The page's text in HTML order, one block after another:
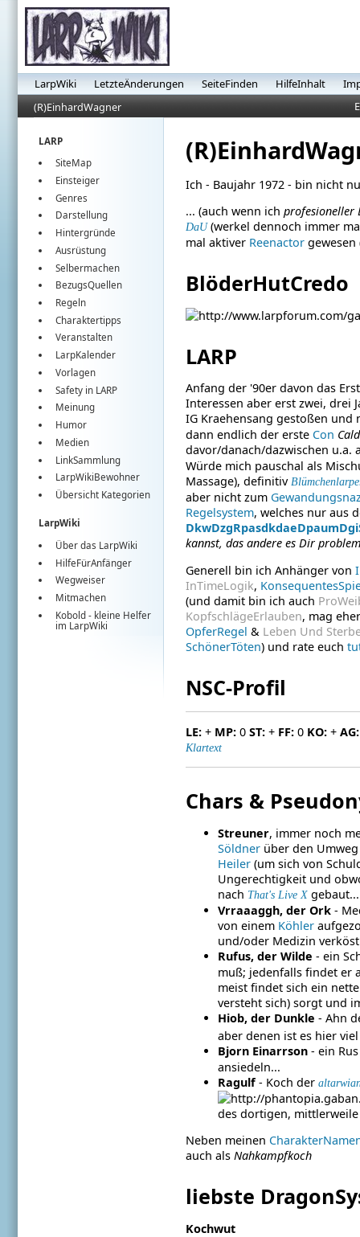
LarpWiki LetzteÄnderungen SeiteFinden HilfeInhalt
(R)EinhardWagner
LARP
SiteMap
Einsteiger
Genres
Darstellung
Hintergründe
Ausrüstung
Selbermachen
BezugsQuellen
Regeln
Charaktertipps
Veranstalten
LarpKalender
Vorlagen
Safety in LARP
Meinung
Humor
Medien
LinkSammlung
LarpWikiBewohner
Übersicht Kategorien
LarpWiki
Über das LarpWiki
HilfeFürAnfänger
Wegweiser
Mitmachen
Kobold - kleine Helfer
im LarpWiki
Ich - Baujahr 1972 - bin nicht
... (auch wenn ich profesioneller
DaU(werkel dennoch immer
mal aktiver Reenactorgewesen
BlöderHutCredo
LARP
Anfang der '90er davon das
Interessen aber erst zwei, drei
IG Kraehensang gestoßen
dann endlich der erste Con
davor/danach/dazwischen u.a.
Würde mich pauschal als
Massage), definitiv
aber nicht zum
Regelsystem, welches nur aus
kannst, das andere es Dir
Generell bin ich Anhänger von
InTimeLogik,
(und damit bin ich auch
KopfschlägeErlauben, mag
OpferRegel & Leben Und
SchönerTöten) und rate euch
NSC-Profil
LE:+ MP:0 ST:+ FF:0 KO:+ AG:
Klartext
Chars &
Streuner, immer noch
Söldnerüber den
Heiler(um sich von
Ungerechtigkeit und
nach That's Live X
Vrraaaggh, der Ork-
von einem Köhler
und/oder Medizin
Rufus, der Wilde - ein
muß; jedenfalls findet er
meist findet sich ein
versteht sich) sorgt und
Hiob, der Dunkle - Ahn
aber denen ist es hier
Bjorn Einarrson- ein
ansiedeln...
Ragulf- Koch der
des dortigen,
Neben meinen
auch als Nahkampfkoch
liebste
Kochwut